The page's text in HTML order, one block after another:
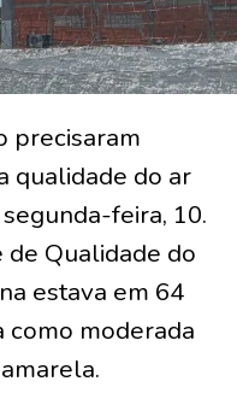
precisaram
qualidade do ar
feira, 10.
de Qualidade do
estava em 64
como moderada